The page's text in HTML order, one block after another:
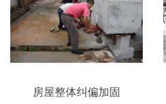
房屋整体纠偏加固